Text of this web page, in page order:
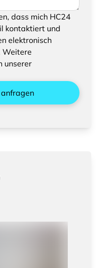
bestätigen
Ihrer
dass mich HC24
kontaktiert und
elektronisch
Weitere
unserer
anfragen